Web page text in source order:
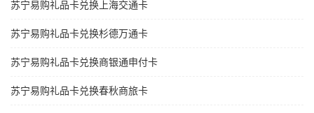
苏宁易购礼品卡兑换上海交通卡
苏宁易购礼品卡兑换杉德万通卡
苏宁易购礼品卡兑换商银通申付卡
苏宁易购礼品卡兑换春秋商旅卡